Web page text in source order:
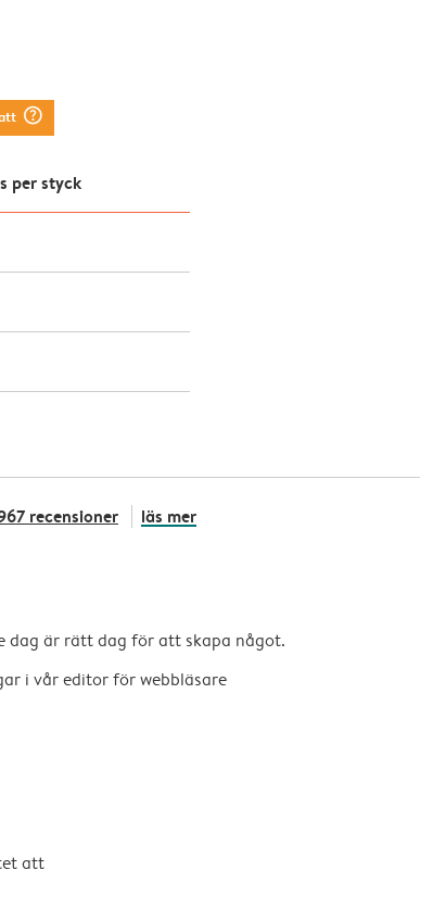
question_mark_circle
per styck
recensioner läs mer
dag är rätt dag för att skapa något.
i vår editor för webbläsare
att